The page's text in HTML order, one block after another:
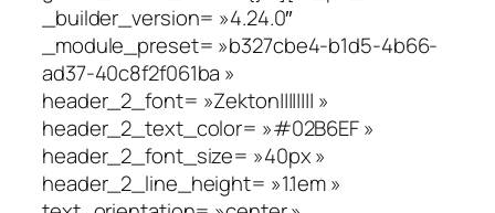
_builder_version= »4.24.0″
_module_preset= »b327cbe4-b1d5-4b66-
ad37-40c8f2f061ba »
header_2_font= »Zekton|||||||| »
header_2_text_color= »#02B6EF »
header_2_font_size= »40px »
header_2_line_height= »1.1em »